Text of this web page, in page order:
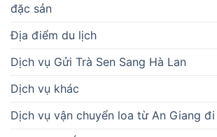
đặc sản
Địa điểm du lịch
Dịch vụ Gửi Trà Sen Sang Hà Lan
Dịch vụ khác
Dịch vụ vận chuyển loa từ An Giang đi